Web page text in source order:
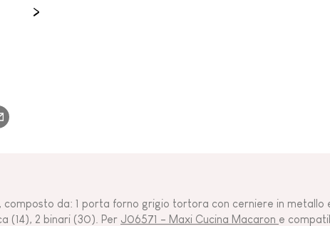
composto da: 1 porta forno grigio tortora con cerniere in metallo
(14), 2 binari (30). Per J06571 - Maxi Cucina Macaron e